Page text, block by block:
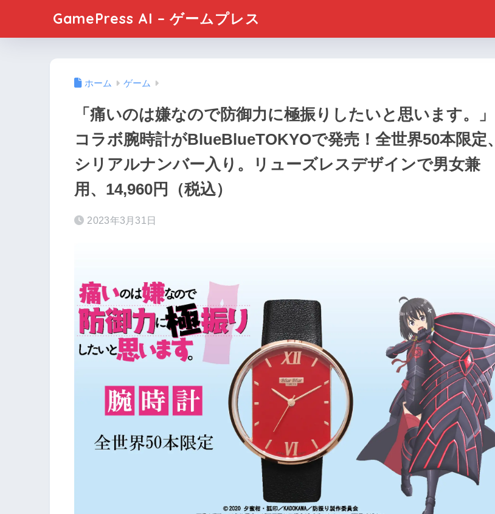
GamePress AI – ゲームプレス
ホーム ゲーム
「痛いのは嫌なので防御力に極振りしたいと思います。」
コラボ腕時計がBlueBlueTOKYOで発売！全世界50本限定、
シリアルナンバー入り。リューズレスデザインで男女兼
用、14,960円（税込）
2023年3月31日